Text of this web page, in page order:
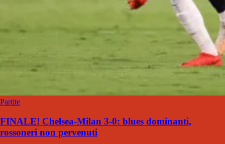
Partite
FINALE! Chelsea-Milan 3-0: blues dominanti,
rossoneri non pervenuti